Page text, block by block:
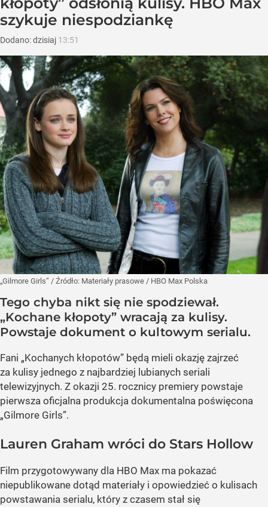
szykuje niespodziankę
Dodano:dzisiaj 13:51
„Gilmore Girls” / Źródło: Materiały prasowe / HBO Max Polska
Tego chyba nikt się nie spodziewał.
„Kochane kłopoty” wracają za kulisy.
Powstaje dokument o kultowym serialu.
Fani „Kochanych kłopotów” będą mieli okazję zajrzeć
za kulisy jednego z najbardziej lubianych seriali
telewizyjnych. Z okazji 25. rocznicy premiery powstaje
pierwsza oficjalna produkcja dokumentalna poświęcona
„Gilmore Girls”.
Lauren Graham wróci do Stars Hollow
Film przygotowywany dla HBO Max ma pokazać
niepublikowane dotąd materiały i opowiedzieć o kulisach
powstawania serialu, który z czasem stał się